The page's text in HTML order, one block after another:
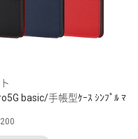
basic/手帳型ｹｰｽ ｼﾝﾌﾟﾙ ﾏ